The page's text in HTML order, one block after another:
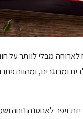
מבלי לוותר על
ומהווה
אחת 110 גרם) שמגיעה באריזת